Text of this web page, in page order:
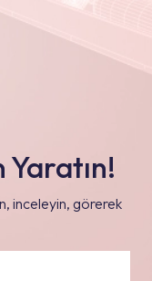
inceleyin, görerek